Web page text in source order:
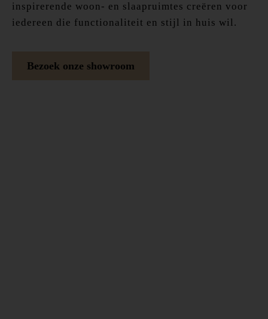
inspirerende woon- en slaapruimtes creëren voor
iedereen die functionaliteit en stijl in huis wil.
Bezoek onze showroom